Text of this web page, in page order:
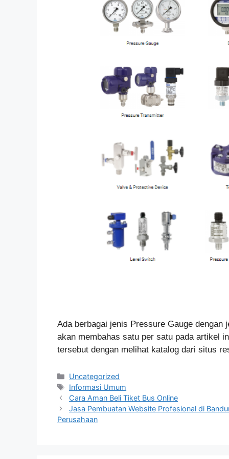
Ada berbagai jenis Pressure Gauge
akan membahas satu per satu pada artikel
tersebut dengan melihat katalog dari situs
Categories
Uncategorized
Tags
Informasi Umum
Cara Aman Beli Tiket Bus Online
Jasa Pembuatan Website Profesional di
Perusahaan